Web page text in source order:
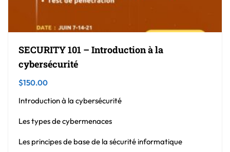
SECURITY 101 – Introduction à la
cybersécurité
$150.00
Introduction à la cybersécurité
Les types de cybermenaces
Les principes de base de la sécurité informatique